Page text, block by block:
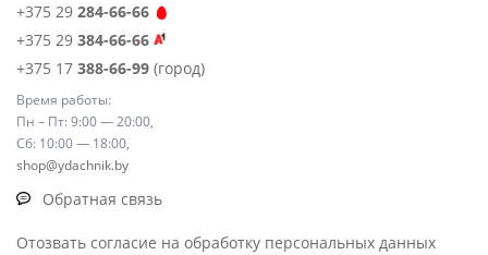
+375 29 284-66-66
+375 29 384-66-66
+375 17 388-66-99 (город)
Время работы:
Пн – Пт: 9:00 — 20:00,
Сб: 10:00 — 18:00,
shop@ydachnik.by
Обратная связь
Отозвать согласие на обработку персональных данных